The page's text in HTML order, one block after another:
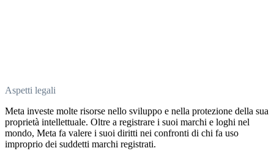
Aspetti legali
Meta investe molte risorse nello sviluppo e nella protezione della sua
proprietà intellettuale. Oltre a registrare i suoi marchi e loghi nel
mondo, Meta fa valere i suoi diritti nei confronti di chi fa uso
improprio dei suddetti marchi registrati.